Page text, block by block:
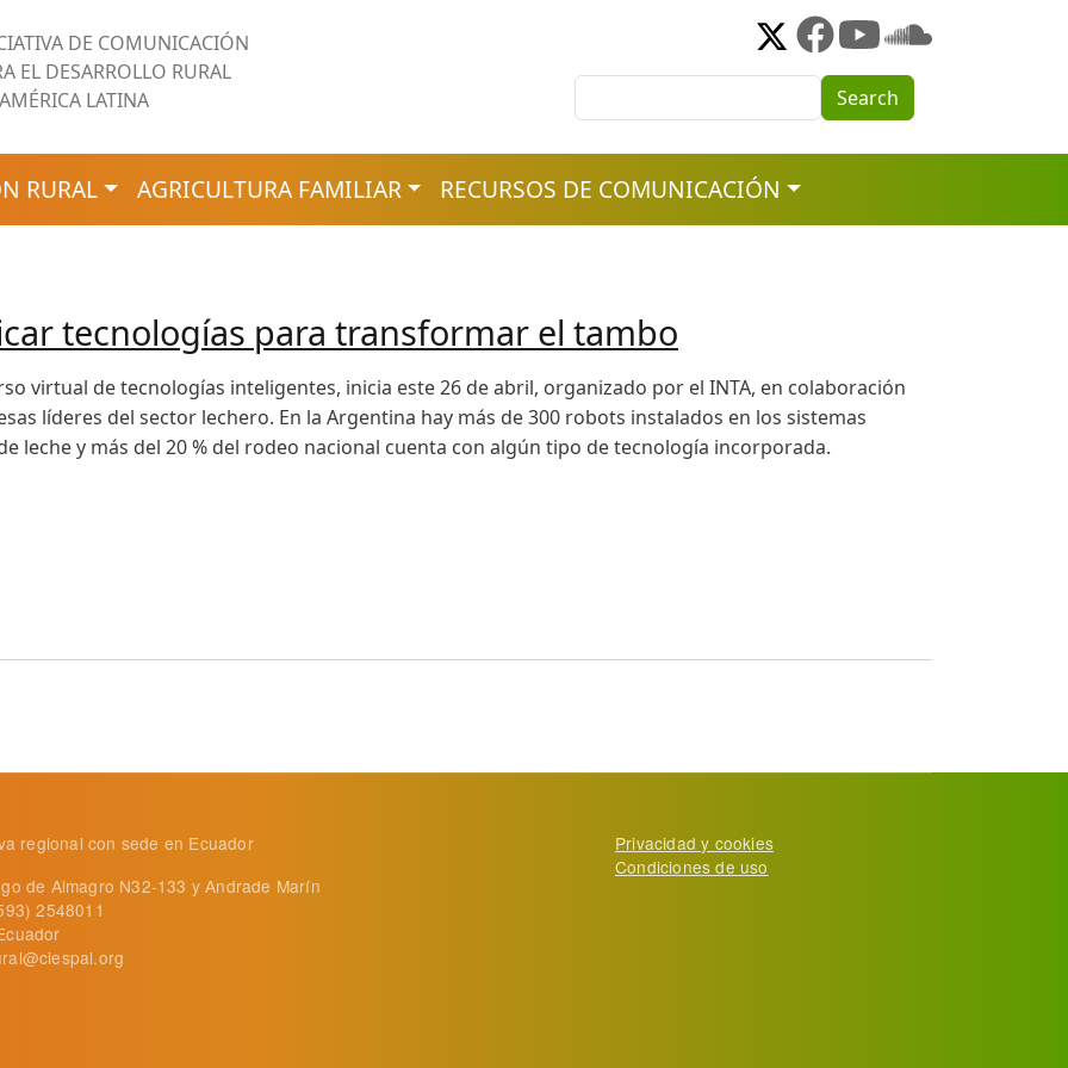
DE COMUNICACIÓN
EL DESARROLLO RURAL
LATINA
Search
RURAL AGRICULTURA FAMILIAR RECURSOS DE COMUNICACIÓN
tecnologías para transformar el tambo
virtual de tecnologías inteligentes, inicia este 26 de abril, organizado por el INTA, en colaboración
líderes del sector lechero. En la Argentina hay más de 300 robots instalados en los sistemas
leche y más del 20 % del rodeo nacional cuenta con algún tipo de tecnología incorporada.
regional con sede en Ecuador
de Almagro N32-133 y Andrade Marín
2548011
Privacidad y cookies
Condiciones de uso